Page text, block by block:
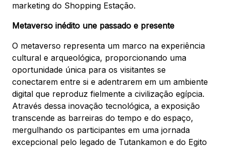
marketing do Shopping Estação.
Metaverso inédito une passado e presente
O metaverso representa um marco na experiência
cultural e arqueológica, proporcionando uma
oportunidade única para os visitantes se
conectarem entre si e adentrarem em um ambiente
digital que reproduz fielmente a civilização egípcia.
Através dessa inovação tecnológica, a exposição
transcende as barreiras do tempo e do espaço,
mergulhando os participantes em uma jornada
excepcional pelo legado de Tutankamon e do Egito